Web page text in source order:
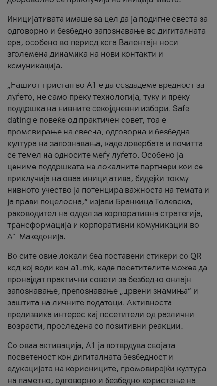
Иницијативата имаше за цел да ја подигне свеста за
одговорно и безбедно запознавање во дигиталната
ера, особено во период кога Валентајн носи
зголемена динамика на нови контакти и
комуникација.
„Нашиот пристап во А1 е да создадеме вредност за
луѓето, не само преку технологија, туку и преку
поддршка на нивните секојдневни избори. Safe
dating е повеќе од практичен совет, тоа е
промовирање на свесна, одговорна и безбедна
култура на запознавања, каде довербата и почитта
се темел на односите меѓу луѓето. Особено ја
цениме поддршката на локалните партнери кои се
приклучија на оваа иницијатива, бидејќи токму
нивното учество ја потенцира важноста на темата и
ја прави поцелосна,“ изјави Бранкица Толевска,
раководител на оддел за корпоративна стратегија,
трансформација и корпоративни комуникации во
А1 Македонија.
Во сите овие локали беа поставени стикери со QR
код кој води кон a1.mk, каде посетителите можеа да
пронајдат практични совети за безбедно онлајн
запознавање, препознавање „црвени знамиња“ и
заштита на личните податоци. Активноста
предизвика интерес кај посетители од различни
возрасти, проследена со позитивни реакции.
Со оваа активација, А1 ја потврдува својата
посветеност кон дигиталната безбедност и
едукацијата на корисниците, промовирајќи култура
на паметно, одговорно и безбедно користење на